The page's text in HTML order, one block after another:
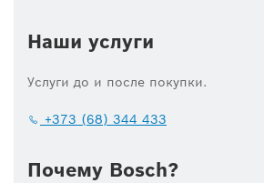
Наши услуги
Услуги до и после покупки.
+373 (68) 344 433
Почему Bosch?